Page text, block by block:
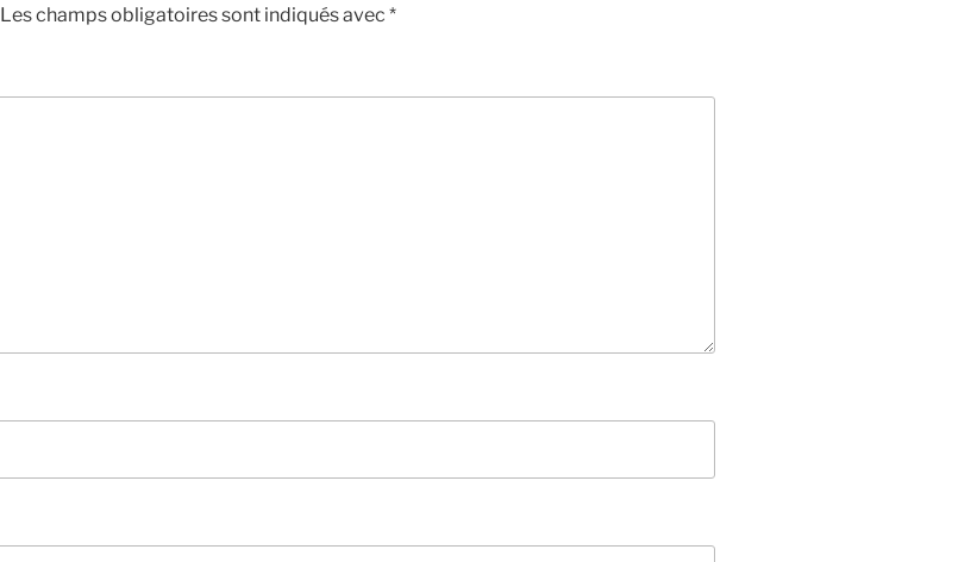
Les champs obligatoires sont indiqués avec *